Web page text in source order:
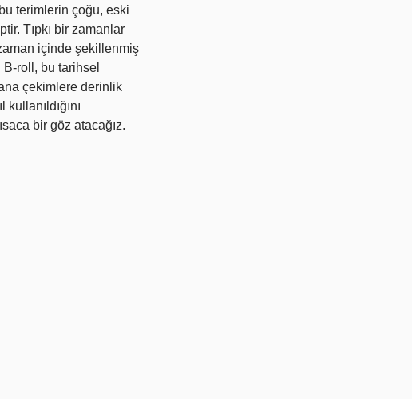
terimlerin çoğu, eski
Tıpkı bir zamanlar
içinde şekillenmiş
roll, bu tarihsel
çekimlere derinlik
bir göz atacağız.